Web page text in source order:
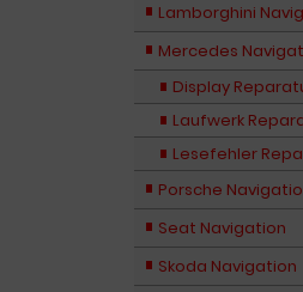
Lamborghini
Mercedes
Display
Laufwerk
Lesefehler
Porsche
Seat Navigation
Skoda Navigation